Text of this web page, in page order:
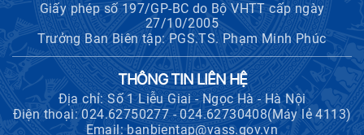
Giấy phép số 197/GP-BC do Bộ VHTT cấp ngày
27/10/2005
Trưởng Ban Biên tập: PGS.TS. Phạm Minh Phúc
THÔNG TIN LIÊN HỆ
Địa chỉ: Số 1 Liễu Giai - Ngọc Hà - Hà Nội
Điện thoại: 024.62750277 - 024.62730408(Máy lẻ 4113)
Email: banbientap@vass.gov.vn